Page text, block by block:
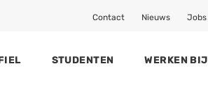
Contact Nieuws Jobs
STUDENTEN WERKEN